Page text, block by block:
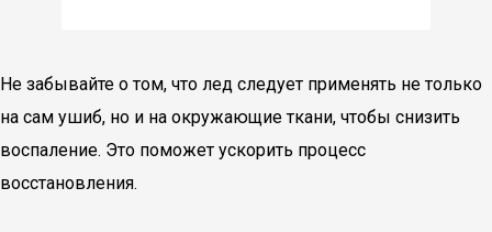
Не забывайте о том, что лед следует применять не только
на сам ушиб, но и на окружающие ткани, чтобы снизить
воспаление. Это поможет ускорить процесс
восстановления.